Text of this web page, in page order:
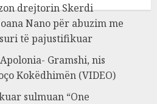
drejtorin Skerdi
Nano për abuzim me
të pajustifikuar
Gramshi, nis
Kokëdhimën (VIDEO)
sulmuan “One